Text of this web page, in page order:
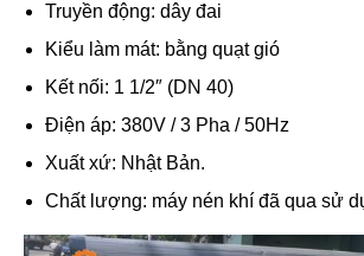
Truyền động: dây đai
Kiểu làm mát: bằng quạt gió
Kết nối: 1 1/2″ (DN 40)
Điện áp: 380V / 3 Pha / 50Hz
Xuất xứ: Nhật Bản.
Chất lượng: máy nén khí đã qua sử